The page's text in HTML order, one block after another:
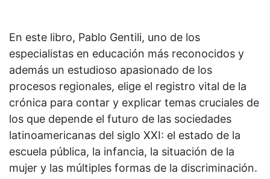
En este libro, Pablo Gentili, uno de los
especialistas en educación más reconocidos y
además un estudioso apasionado de los
procesos regionales, elige el registro vital de la
crónica para contar y explicar temas cruciales de
los que depende el futuro de las sociedades
latinoamericanas del siglo XXI: el estado de la
escuela pública, la infancia, la situación de la
mujer y las múltiples formas de la discriminación.